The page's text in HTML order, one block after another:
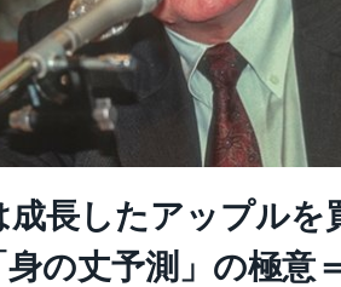
長したアップルを
の丈予測」の極意